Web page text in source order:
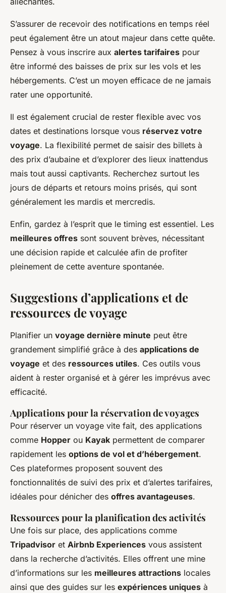
S’assurer de recevoir des notifications en temps réel
peut également être un atout majeur dans cette quête.
Pensez à vous inscrire aux alertes tarifaires pour
être informé des baisses de prix sur les vols et les
hébergements. C’est un moyen efficace de ne jamais
rater une opportunité.
Il est également crucial de rester flexible avec vos
dates et destinations lorsque vous réservez votre
voyage. La flexibilité permet de saisir des billets à
des prix d’aubaine et d’explorer des lieux inattendus
mais tout aussi captivants. Recherchez surtout les
jours de départs et retours moins prisés, qui sont
généralement les mardis et mercredis.
Enfin, gardez à l’esprit que le timing est essentiel. Les
meilleures offres sont souvent brèves, nécessitant
une décision rapide et calculée afin de profiter
pleinement de cette aventure spontanée.
Suggestions d’applications et de
ressources de voyage
Planifier un voyage dernière minute peut être
grandement simplifié grâce à des applications de
voyage et des ressources utiles. Ces outils vous
aident à rester organisé et à gérer les imprévus avec
efficacité.
Applications pour la réservation de voyages
Pour réserver un voyage vite fait, des applications
comme Hopper ou Kayak permettent de comparer
rapidement les options de vol et d’hébergement.
Ces plateformes proposent souvent des
fonctionnalités de suivi des prix et d’alertes tarifaires,
idéales pour dénicher des offres avantageuses.
Ressources pour la planification des activités
Une fois sur place, des applications comme
Tripadvisor et Airbnb Experiences vous assistent
dans la recherche d’activités. Elles offrent une mine
d’informations sur les meilleures attractions locales
ainsi que des guides sur les expériences uniques à